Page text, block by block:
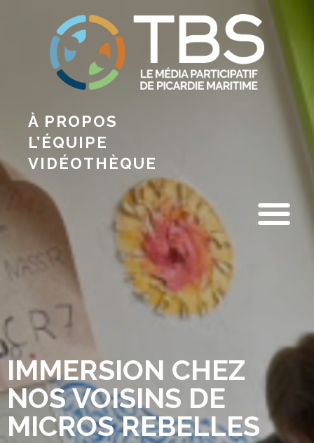
À PROPOS
L’ÉQUIPE
VIDÉOTHÈQUE
IMMERSION CHEZ
NOS VOISINS DE
MICROS REBELLES